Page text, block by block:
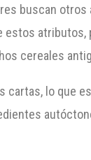
buscan
atributos,
cereales
lo que